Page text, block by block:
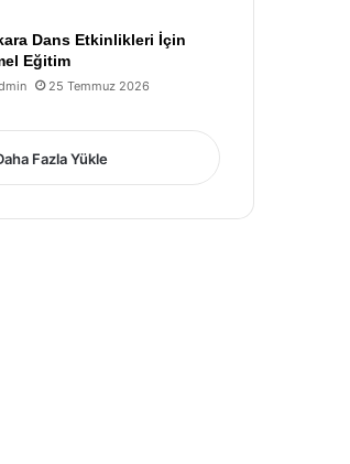
Dans Etkinlikleri İçin
Eğitim
25 Temmuz 2026
Fazla Yükle